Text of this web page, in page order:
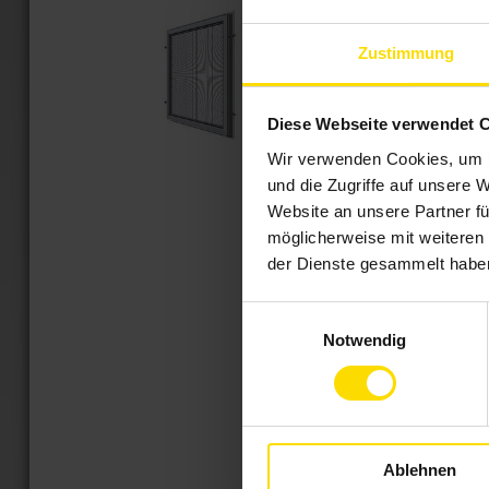
Zustimmung
Diese Webseite verwendet
Wir verwenden Cookies,
und die Zugriffe auf unsere
Website an unsere Partner
möglicherweise mit
der Dienste gesammelt
Notwendig
Ablehnen